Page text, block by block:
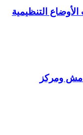
التنظيمية
ومركز